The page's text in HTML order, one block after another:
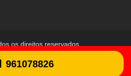
os direitos reservados.
961078826